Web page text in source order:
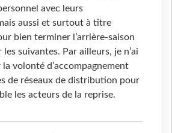
avec leurs
aussi et surtout à titre
bien terminer l’arrière-saison
suivantes. Par ailleurs, je n’ai
volonté d’accompagnement
de réseaux de distribution pour
les acteurs de la reprise.